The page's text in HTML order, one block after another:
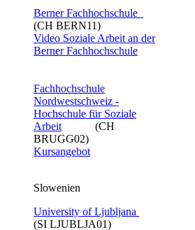
Berner Fachhochschule
(CH BERN11)
Video Soziale Arbeit an der
Berner Fachhochschule​
Fachhochschule
Nordwestschweiz -
Hochschule für Soziale
Arbeit (CH
BRUGG02)
Kursangebot
Slowenien
University of Ljubljana
(SI LJUBLJA01)